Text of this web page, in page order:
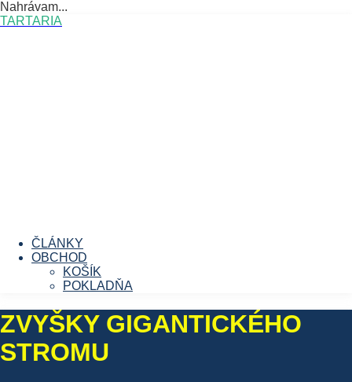
Nahrávam...
Prejsť
TARTARIA
ČLÁNKY
OBCHOD
KOŠÍK
POKLADŇA
ZVYŠKY GIGANTICKÉHO
STROMU